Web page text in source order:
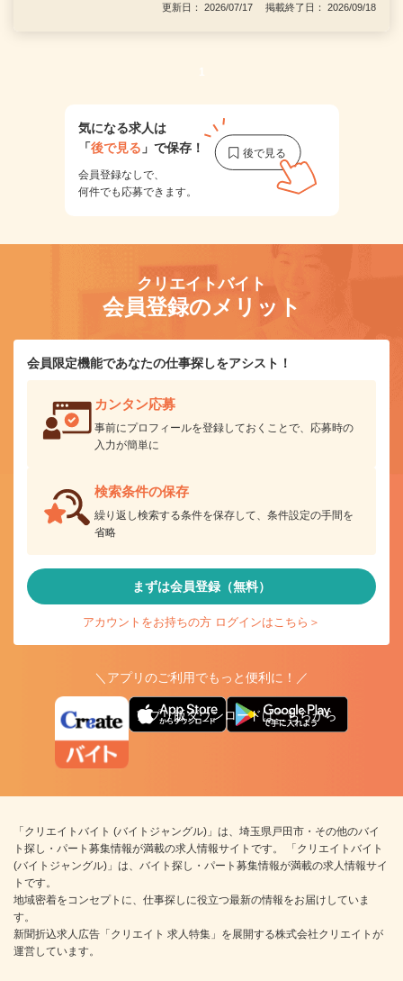
更新日： 2026/07/17 掲載終了日： 2026/09/18
1
気になる求人は
「後で見る 」で保存！
会員登録なしで、
何件でも応募できます。
クリエイトバイト
会員登録のメリット
会員限定機能であなたの仕事探しをアシスト！
カンタン応募
事前にプロフィールを登録しておくことで、応募時の
入力が簡単に
検索条件の保存
繰り返し検索する条件を保存して、条件設定の手間を
省略
まずは会員登録（無料）
アカウントをお持ちの方 ログインはこちら＞
＼アプリのご利用でもっと便利に！／
アプリ版ダウンロードはこちらから
「クリエイトバイト (バイトジャングル)」は、埼玉県戸田市・その他のバイ
ト探し・パート募集情報が満載の求人情報サイトです。 「クリエイトバイト
(バイトジャングル)」は、バイト探し・パート募集情報が満載の求人情報サイ
トです。
地域密着をコンセプトに、仕事探しに役立つ最新の情報をお届けしていま
す。
新聞折込求人広告「クリエイト 求人特集」を展開する株式会社クリエイトが
運営しています。